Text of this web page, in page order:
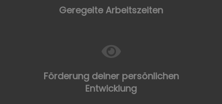
Geregelte Arbeitszeiten
Förderung deiner persönlichen
Entwicklung